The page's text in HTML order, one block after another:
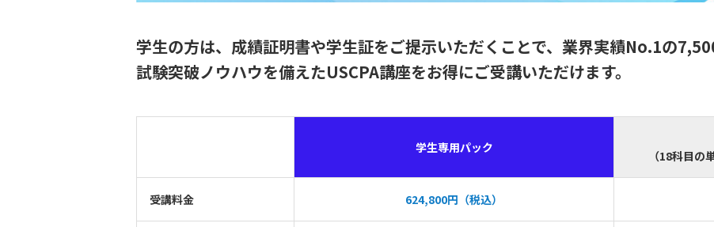
学生の方は、成績証明書や学生証をご提示いただくことで、業界実績No.1の
試験突破ノウハウを備えたUSCPA講座をお得にご受講いただけます。
学生専用パック
（18科目の
受講料金 624,800円（税込）